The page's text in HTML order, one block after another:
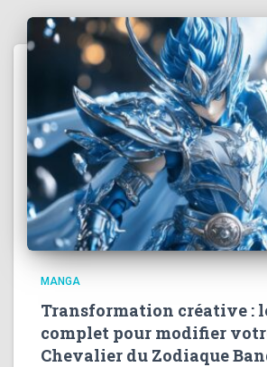
MANGA
Transformation créative :
complet pour modifier
Chevalier du Zodiaque